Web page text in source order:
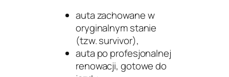
auta zachowane w
oryginalnym stanie
(tzw.survivor),
auta po profesjonalnej
renowacji, gotowe do